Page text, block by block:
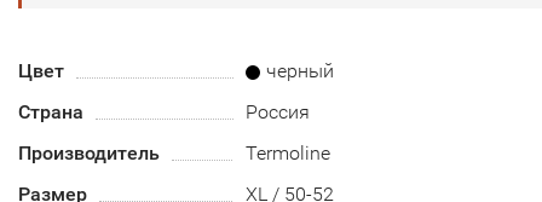
Цвет
черный
Страна
Россия
Производитель
Termoline
Размер
XL / 50-52